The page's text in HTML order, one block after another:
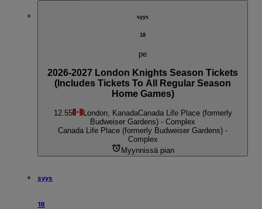
syys
18
pe
2026-2027 London Knights Season Tickets
(Includes Tickets To All Regular Season
Home Games)
12.55 London, KanadaCanada Life Place (formerly
Budweiser Gardens) - Complex
Canada Life Place (formerly Budweiser Gardens) -
Complex
Myynnissä pian
syys
18